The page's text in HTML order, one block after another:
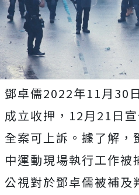
鄧卓儒2022年11月30
成立收押，12月21日
全案可上訴。據了解，
中運動現場執行工作被
公視對於鄧卓儒被補及